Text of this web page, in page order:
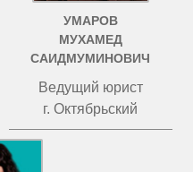
УМАРОВ
МУХАМЕД
САИДМУМИНОВИЧ
Ведущий юрист
г. Октябрьский